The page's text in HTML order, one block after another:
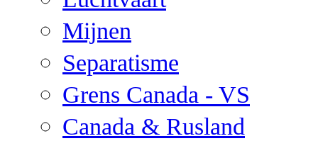
Mijnen
Separatisme
Grens Canada - VS
Canada & Rusland